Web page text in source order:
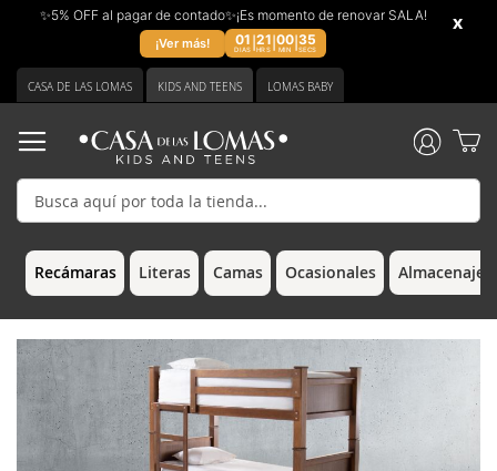
✨5% OFF al pagar de contado✨¡Es momento de renovar SALA!
¡Ver más! 01
DIAS
21
HRS
00
MIN | 34
SECS
x
Ir
CASA DE LAS LOMAS KIDS AND TEENS LOMAS BABY
Recámaras Literas Camas Ocasionales Almacenaje
Saltar
final
de
galería
Saltar
comienzo
de
galería